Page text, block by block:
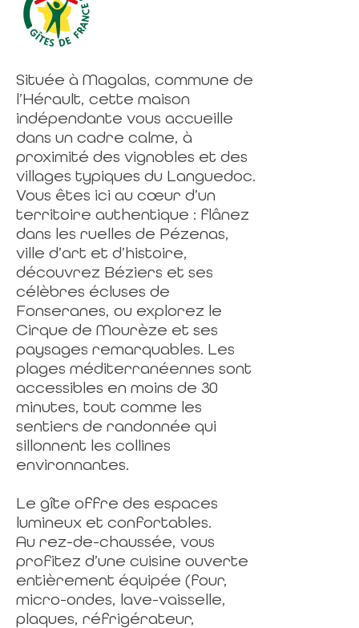
Située à Magalas, commune de
l’Hérault, cette maison
indépendante vous accueille
dans un cadre calme, à
proximité des vignobles et des
villages typiques du Languedoc.
Vous êtes ici au cœur d’un
territoire authentique : flânez
dans les ruelles de Pézenas,
ville d’art et d’histoire,
découvrez Béziers et ses
célèbres écluses de
Fonseranes, ou explorez le
Cirque de Mourèze et ses
paysages remarquables. Les
plages méditerranéennes sont
accessibles en moins de 30
minutes, tout comme les
sentiers de randonnée qui
sillonnent les collines
environnantes.
Le gîte offre des espaces
lumineux et confortables.
Au rez-de-chaussée, vous
profitez d’une cuisine ouverte
entièrement équipée (four,
micro-ondes, lave-vaisselle,
plaques, réfrigérateur,